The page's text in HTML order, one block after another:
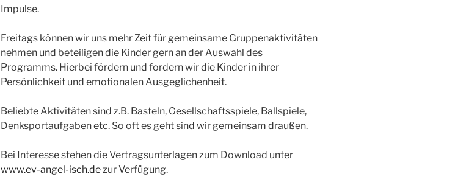
Impulse.
Freitags können wir uns mehr Zeit für gemeinsame Gruppenaktivitäten
nehmen und beteiligen die Kinder gern an der Auswahl des
Programms. Hierbei fördern und fordern wir die Kinder in ihrer
Persönlichkeit und emotionalen Ausgeglichenheit.
Beliebte Aktivitäten sind z.B. Basteln, Gesellschaftsspiele, Ballspiele,
Denksportaufgaben etc. So oft es geht sind wir gemeinsam draußen.
Bei Interesse stehen die Vertragsunterlagen zum Download unter
www.ev-angel-isch.dezur Verfügung.